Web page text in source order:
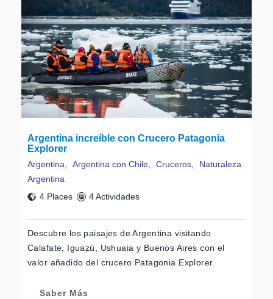
Argentina increíble con Crucero Patagonia
Explorer
Argentina Argentina con Chile Cruceros
Naturaleza
Argentina
4 Places
4 Actividades
Descubre los paisajes de Argentina visitando
Calafate, Iguazú, Ushuaia y Buenos Aires con el
valor añadido del crucero Patagonia Explorer.
Saber Más